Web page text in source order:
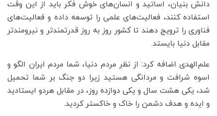
دانش بنیان، اساتید و انسان‌های خوش فکر باید از این وقت
استفاده کنند، فعالیت‌های علمی را توسعه داده و فعالیت‌های
فناوری را ترویج دهند تا کشور روز به روز قدرتمندتر و نیرومندتر
مقابل دنیا بایستد.
علم‌الهدی اضافه کرد: از نظر مردم دنیا، شما مردم ایران الگو و
اسوه شرافت و مردانگی هستید زیرا دو جنگ بر شما تحمیل
شد، یکی هشت سال و یکی دوازده روز، در مقابل هردو ایستادید
و ایده و هدف دشمن را خاک و خاکستر کردید.